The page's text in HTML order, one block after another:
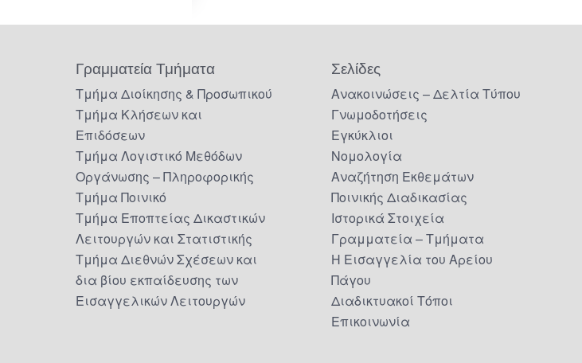
Γραμματεία Τμήματα
Τμήμα Διοίκησης & Προσωπικού
Τμήμα Κλήσεων και
Επιδόσεων
Τμήμα Λογιστικό Μεθόδων
Οργάνωσης – Πληροφορικής
Τμήμα Ποινικό
Τμήμα Εποπτείας Δικαστικών
Λειτουργών και Στατιστικής
Τμήμα Διεθνών Σχέσεων και
δια βίου εκπαίδευσης των
Εισαγγελικών Λειτουργών
Σελίδες
Ανακοινώσεις – Δελτία Τύπου
Γνωμοδοτήσεις
Εγκύκλιοι
Νομολογία
Αναζήτηση Εκθεμάτων
Ποινικής Διαδικασίας
Ιστορικά Στοιχεία
Γραμματεία – Τμήματα
Η Εισαγγελία του Αρείου
Πάγου
Διαδικτυακοί Τόποι
Επικοινωνία